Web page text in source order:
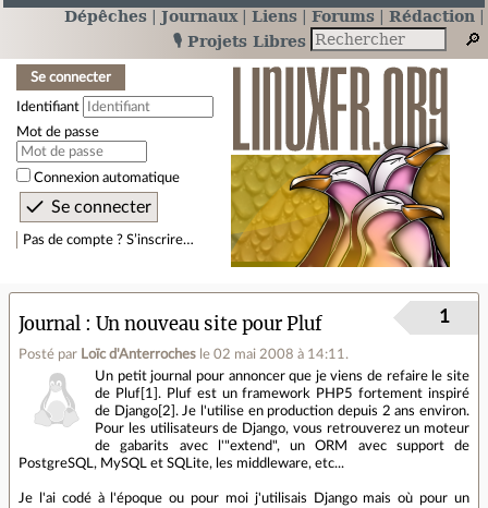
Dépêches Journaux Liens Forums
Rédaction
🎙️ Projets Libres
Se connecter
Identifiant
Mot de passe
Connexion automatique
Pas de compte ? S’inscrire…
Journal Un nouveau site pour Pluf
Posté par Loïc d'Anterroches le 02 mai 2008 à 14:11 .
1
Un petit journal pour annoncer que je viens de refaire le site
de Pluf[1]. Pluf est un framework PHP5 fortement inspiré
de Django[2]. Je l'utilise en production depuis 2 ans environ.
Pour les utilisateurs de Django, vous retrouverez un moteur
de gabarits avec l'"extend", un ORM avec support de
PostgreSQL, MySQL et SQLite, les middleware, etc...
Je l'ai codé à l'époque ou pour moi j'utilisais Django mais où pour un